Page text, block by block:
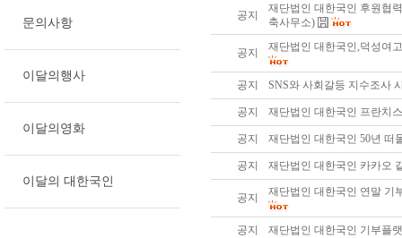
문의사항
이달의행사
이달의영화
이달의 대한국인
공지
재단법인 대한국인 후원협
축사무소)
공지 재단법인 대한국인,덕성여
공지 SNS와 사회갈등 지수조사
공지 재단법인 대한국인 프란치
공지 재단법인 대한국인 50년 떠
공지 재단법인 대한국인 카카오
공지 재단법인 대한국인 연말 기
공지 재단법인 대한국인 기부플